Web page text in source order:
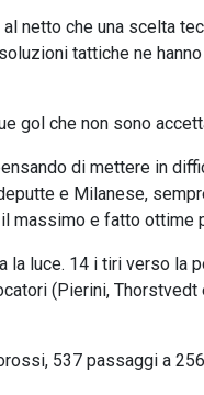
netto che una scelta
tattiche ne
gol che non sono
di mettere in
e Milanese,
massimo e fatto ottime
la luce. 14 i tiri verso la
(Pierini, Thorstvedt
537 passaggi a